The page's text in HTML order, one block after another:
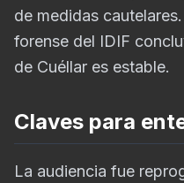
de medidas
forense del IDIF
de Cuéllar es estable.
Claves para
La audiencia fue